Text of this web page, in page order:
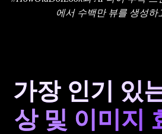
에서 수백만 뷰를 생성하
가장 인기 있
상 및 이미지